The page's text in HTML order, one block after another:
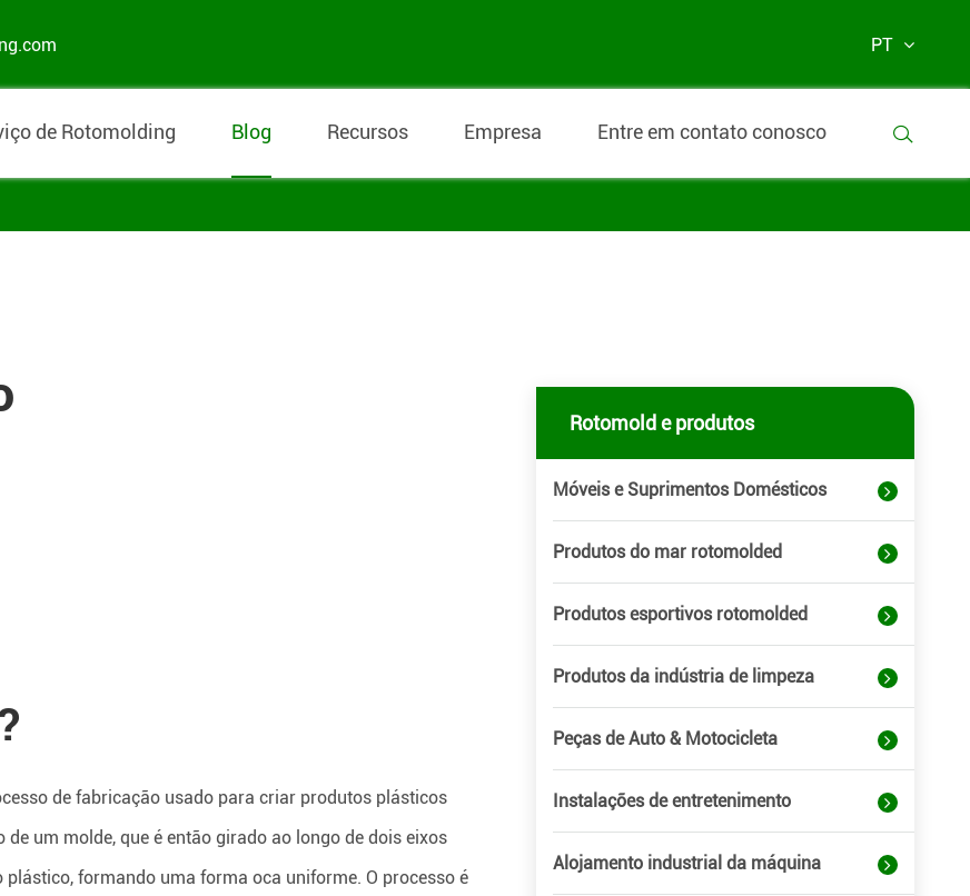
PT
de Rotomolding Blog Recursos Empresa Entre em contato conosco 
de fabricação usado para criar produtos plásticos
um molde, que é então girado ao longo de dois eixos
formando uma forma oca uniforme. O processo é
Rotomold e produtos
Móveis e Suprimentos Domésticos
Produtos do mar rotomolded
Produtos esportivos rotomolded
Produtos da indústria de limpeza
Peças de Auto & Motocicleta
Instalações de entretenimento
Alojamento industrial da máquina